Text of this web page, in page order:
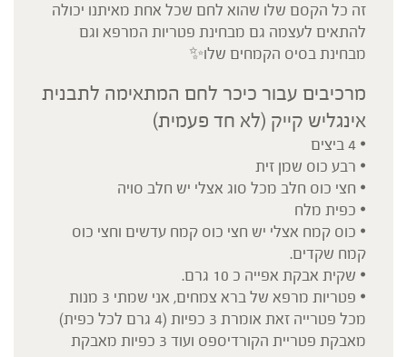
זה כל הקסם שלו שהוא לחם שכל אחת מאיתנו יכולה
להתאים לעצמה גם מבחינת פטריות המרפא וגם
מבחינת בסיס הקמחים שלו✨
מרכיבים עבור כיכר לחם המתאימה לתבנית
אינגליש קייק (לא חד פעמית)
• 4 ביצים
• ⁠רבע כוס שמן זית
• ⁠חצי כוס חלב מכל סוג אצלי יש חלב סויה
• ⁠כפית מלח
• ⁠כוס קמח אצלי יש חצי כוס קמח עדשים וחצי כוס
קמח שקדים.
• ⁠שקית אבקת אפייה כ 10 גרם.
• ⁠פטריות מרפא של ברא צמחים, אני שמתי 3 מנות
מכל פטרייה זאת אומרת 3 כפיות (4 גרם לכל כפית)
מאבקת פטריית הקורדיספס ועוד 3 כפיות מאבקת